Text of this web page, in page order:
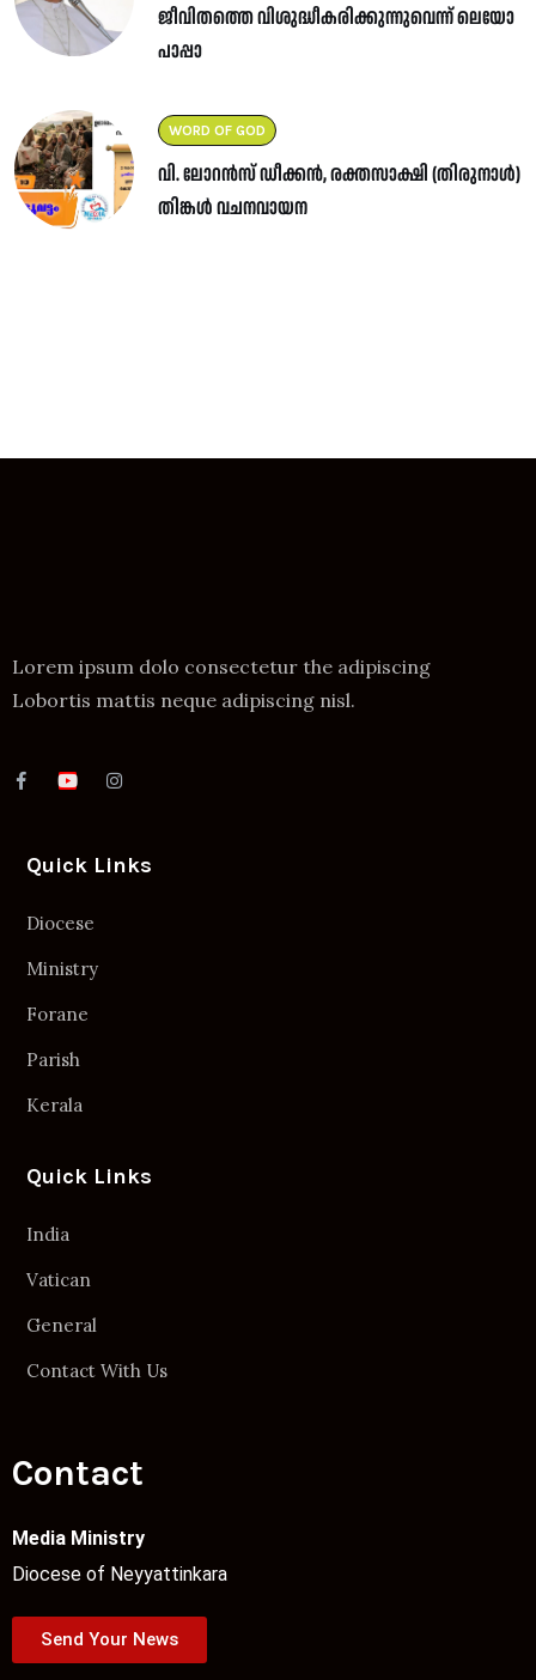
ജീവിതത്തെ വിശുദ്ധീകരിക്കുന്നുവെന്ന് ലെയോ
പാപ്പാ
WORD OF GOD
വി. ലോറൻസ് ഡീക്കൻ, രക്തസാക്ഷി (തിരുനാൾ)
തിങ്കൾ വചനവായന
Lorem ipsum dolo consectetur the adipiscing
Lobortis mattis neque adipiscing nisl.
Quick Links
Diocese
Ministry
Forane
Parish
Kerala
Quick Links
India
Vatican
General
Contact With Us
Contact
Media Ministry
Diocese of Neyyattinkara
Send Your News